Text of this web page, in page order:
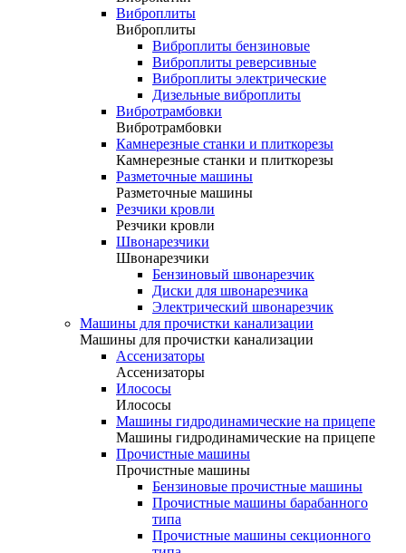
Виброплиты
Виброплиты
Виброплиты бензиновые
Виброплиты реверсивные
Виброплиты электрические
Дизельные виброплиты
Вибротрамбовки
Вибротрамбовки
Камнерезные станки и плиткорезы
Камнерезные станки и плиткорезы
Разметочные машины
Разметочные машины
Резчики кровли
Резчики кровли
Швонарезчики
Швонарезчики
Бензиновый швонарезчик
Диски для швонарезчика
Электрический швонарезчик
Машины для прочистки канализации
Машины для прочистки канализации
Ассенизаторы
Ассенизаторы
Илососы
Илососы
Машины гидродинамические на прицепе
Машины гидродинамические на прицепе
Прочистные машины
Прочистные машины
Бензиновые прочистные машины
Прочистные машины барабанного
типа
Прочистные машины секционного